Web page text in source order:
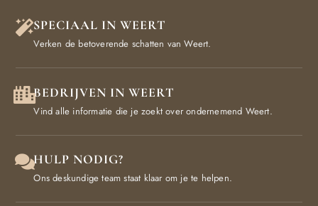
SPECIAAL IN WEERT
Verken de betoverende schatten van Weert.
BEDRIJVEN IN WEERT
Vind alle informatie die je zoekt over ondernemend Weert.
HULP NODIG?
Ons deskundige team staat klaar om je te helpen.